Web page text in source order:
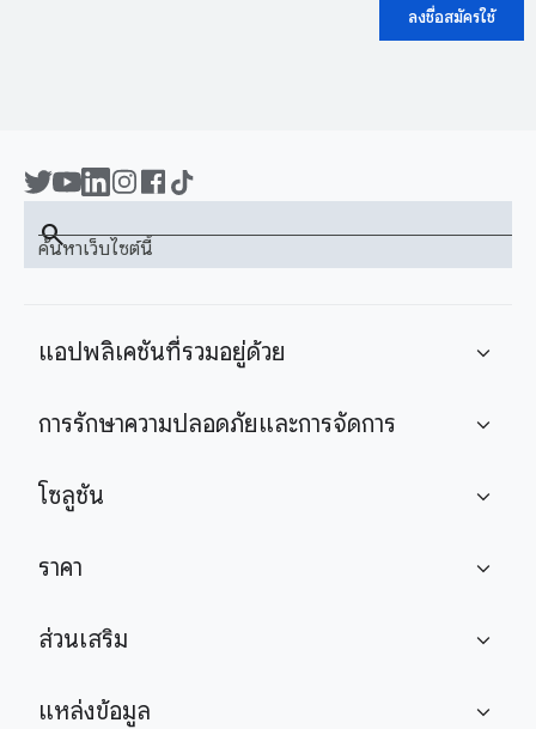
ลงชื่อสมัครใช้
ค้นหาเว็บไซต์นี้
search
แอปพลิเคชันที่รวมอยู่ด้วย expand_more
การรักษาความปลอดภัยและการจัดการ expand_more
โซลูชัน expand_more
ราคา expand_more
ส่วนเสริม expand_more
แหล่งข้อมูล expand_more